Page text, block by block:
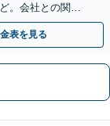
。会社との関係
ます
表を見る